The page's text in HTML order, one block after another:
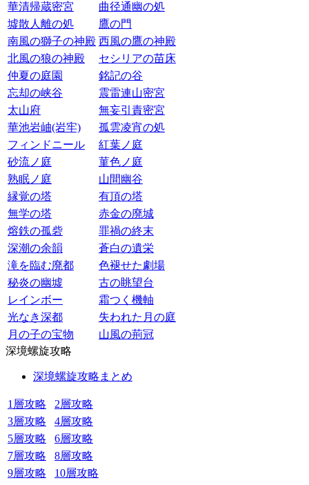
華清帰蔵密宮
曲径通幽の処
墟散人離の処
鷹の門
南風の獅子の神殿 西風の鷹の神殿
北風の狼の神殿
セシリアの苗床
仲夏の庭園
銘記の谷
忘却の峡谷
震雷連山密宮
太山府
無妄引責密宮
華池岩岫(岩牢)
孤雲凌宵の処
フィンドニール
紅葉ノ庭
砂流ノ庭
菫色ノ庭
熟眠ノ庭
山間幽谷
縁覚の塔
有頂の塔
無学の塔
赤金の廃城
熔鉄の孤砦
罪禍の終末
深潮の余韻
蒼白の遺栄
滝を臨む廃都
色褪せた劇場
秘炎の幽墟
古の眺望台
レインボー
霜つく機軸
光なき深都
失われた月の庭
月の子の宝物
山風の荊冠
深境螺旋攻略
深境螺旋攻略まとめ
1層攻略
2層攻略
3層攻略
4層攻略
5層攻略
6層攻略
7層攻略
8層攻略
9層攻略
10層攻略